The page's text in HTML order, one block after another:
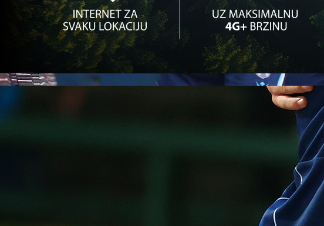
Vinko Marinović doživio tešku nesreću, ostao bez dva prsta!
1 mjesec 3 sedmica